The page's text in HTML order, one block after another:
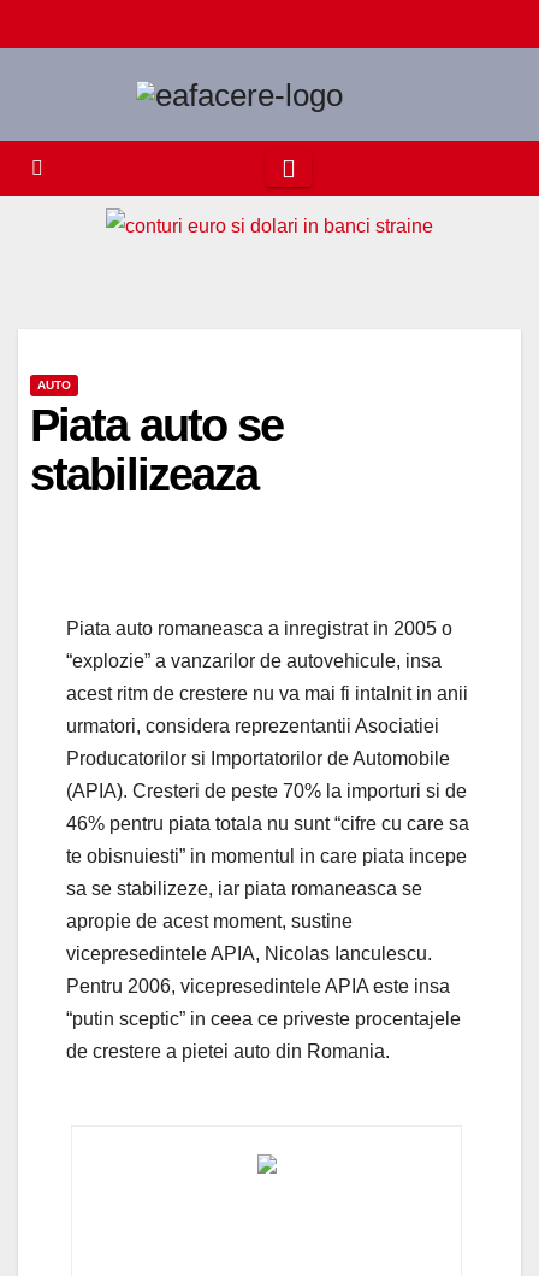
to
AUTO
Piata auto se
stabilizeaza
Piata auto romaneasca a inregistrat in 2005 o
“explozie” a vanzarilor de autovehicule, insa
acest ritm de crestere nu va mai fi intalnit in anii
urmatori, considera reprezentantii Asociatiei
Producatorilor si Importatorilor de Automobile
(APIA). Cresteri de peste 70% la importuri si de
46% pentru piata totala nu sunt “cifre cu care sa
te obisnuiesti” in momentul in care piata incepe
sa se stabilizeze, iar piata romaneasca se
apropie de acest moment, sustine
vicepresedintele APIA, Nicolas Ianculescu.
Pentru 2006, vicepresedintele APIA este insa
“putin sceptic” in ceea ce priveste procentajele
de crestere a pietei auto din Romania.